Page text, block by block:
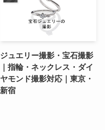
ジュエリー撮影・宝石撮影
｜指輪・ネックレス・ダイ
ヤモンド撮影対応｜東京・
新宿